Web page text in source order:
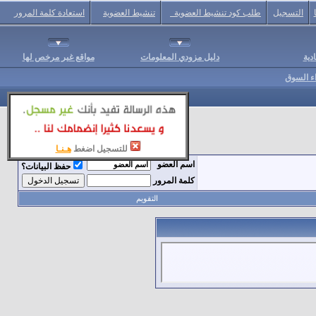
للتسجيل اضغط هـنـا
التسجيل طلب كود تنشيط العضوية تنشيط العضوية استعادة كلمة المرور
دليل مزودي المعلومات مواقع غير مرخص لها
السوق
اسم العضو
حفظ البيانات؟
كلمة المرور
التقويم